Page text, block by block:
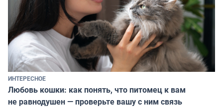
ИНТЕРЕСНОЕ
Любовь кошки: как понять, что питомец к вам
не равнодушен — проверьте вашу с ним связь